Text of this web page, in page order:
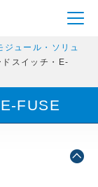
ジュール・ソリュ
スイッチ・E-
FUSE